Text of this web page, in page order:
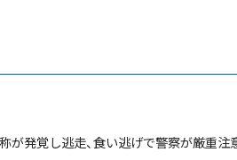
が発覚し逃走、食い逃げで警察が厳重注